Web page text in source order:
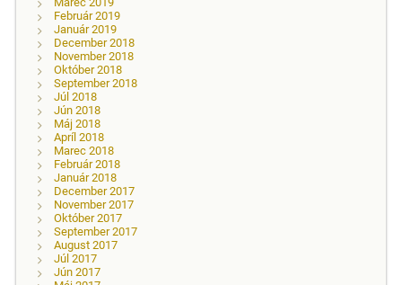
Február 2019
Január 2019
December 2018
November 2018
Október 2018
September 2018
Júl 2018
Jún 2018
Máj 2018
Apríl 2018
Marec 2018
Február 2018
Január 2018
December 2017
November 2017
Október 2017
September 2017
August 2017
Júl 2017
Jún 2017